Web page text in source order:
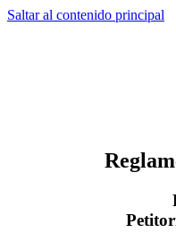
Saltar al contenido principal